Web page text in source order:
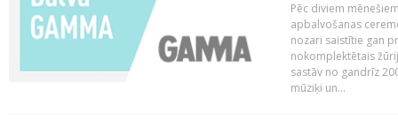
Pēc diviem
apbalvošanas
nozari saistītie gan
nokomplektētais
sastāv no gandrīz
mūziķi un...